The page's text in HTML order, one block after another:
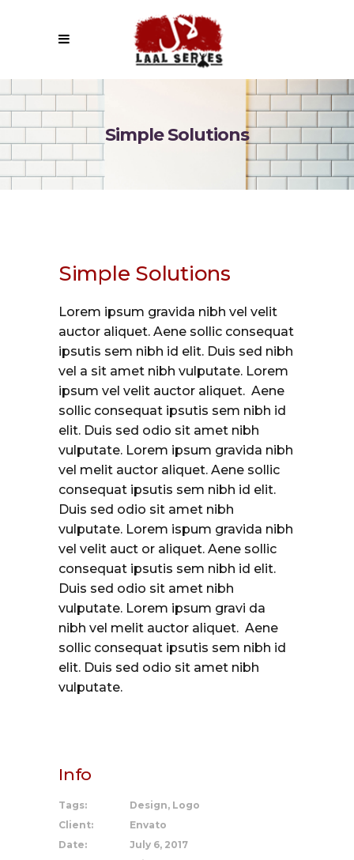
Simple Solutions
Simple Solutions
Lorem ipsum gravida nibh vel velit
auctor aliquet. Aene sollic consequat
ipsutis sem nibh id elit. Duis sed nibh
vel a sit amet nibh vulputate. Lorem
ipsum vel velit auctor aliquet. Aene
sollic consequat ipsutis sem nibh id
elit. Duis sed odio sit amet nibh
vulputate. Lorem ipsum gravida nibh
vel melit auctor aliquet. Aene sollic
consequat ipsutis sem nibh id elit.
Duis sed odio sit amet nibh
vulputate. Lorem ispum gravida nibh
vel velit auct or aliquet. Aene sollic
consequat ipsutis sem nibh id elit.
Duis sed odio sit amet nibh
vulputate. Lorem ipsum gravi da
nibh vel melit auctor aliquet. Aene
sollic consequat ipsutis sem nibh id
elit. Duis sed odio sit amet nibh
vulputate.
Info
Tags:
Design, Logo
Client:
Envato
Date:
July 6, 2017